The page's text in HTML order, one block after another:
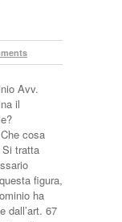
Avv.
il
cosa
tratta
figura,
ha
dall’art. 67